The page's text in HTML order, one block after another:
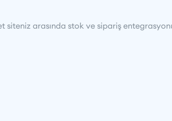
siteniz arasında stok ve sipariş